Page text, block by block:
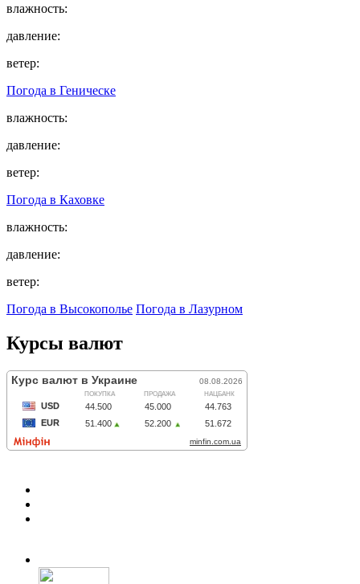
влажность:
давление:
ветер:
Погода в Геническе
влажность:
давление:
ветер:
Погода в Каховке
влажность:
давление:
ветер:
Погода в Высокополье Погода в Лазурном
Курсы валют